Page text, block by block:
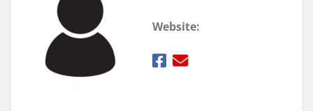
Website: